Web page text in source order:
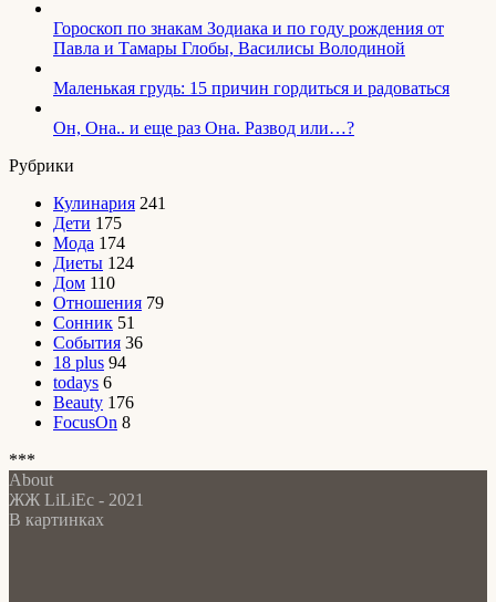
Гороскоп по знакам Зодиака и по году рождения от
Павла и Тамары Глобы, Василисы Володиной
Маленькая грудь: 15 причин гордиться и радоваться
Он, Она.. и еще раз Она. Развод или…?
Рубрики
Кулинария 241
Дети 175
Мода 174
Диеты 124
Дом 110
Отношения 79
Сонник 51
События 36
18 plus 94
todays 6
Beauty 176
FocusOn 8
***
About
ЖЖ LiLiEc - 2021
В картинках